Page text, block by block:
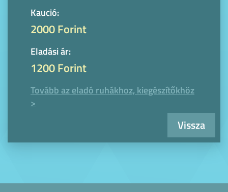
Kaució:
2000 Forint
Eladási ár:
1200 Forint
Tovább az eladó ruhákhoz, kiegészítőkhöz
>
Vissza